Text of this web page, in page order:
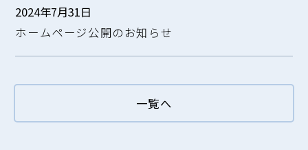
2024年7月31日
ホームページ公開のお知らせ
一覧へ